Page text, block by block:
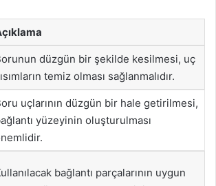
düzgün bir şekilde kesilmesi, uç
temiz olması sağlanmalıdır.
uçlarının düzgün bir hale getirilmesi,
yüzeyinin oluşturulması
bağlantı parçalarının uygun